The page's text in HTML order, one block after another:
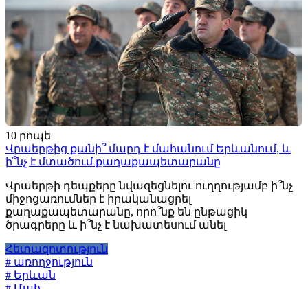
10 րոպե
Վրաերթից քանի՞ մարդ է մահանում Երևանում, և
ի՞նչ է մտածում քաղաքապետարանը
Վրաերթի դեպքերը նվազեցնելու ուղղությամբ ի՞նչ
միջոցառումներ է իրականացրել
քաղաքապետարանը, որո՞նք են ընթացիկ
ծրագրերը և ի՞նչ է նախատեսում անել
Հետազոտություն
# առողջություն
# Երևան